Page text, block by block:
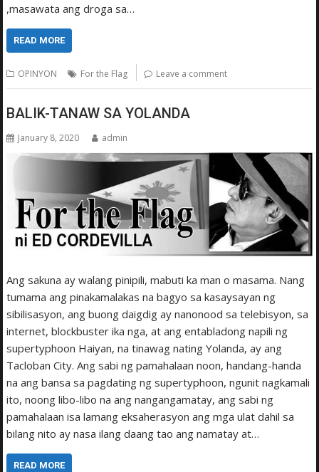
,masawata ang droga sa…
READ MORE
OPINYON For the Flag Leave a comment
BALIK-TANAW SA YOLANDA
January 8, 2020 admin
Ang sakuna ay walang pinipili, mabuti ka man o masama. Nang
tumama ang pinakamalakas na bagyo sa kasaysayan ng
sibilisa­syon, ang buong daigdig ay nanonood sa telebisyon, sa
internet, blockbuster ika nga, at ang entabladong napili ng
supertyphoon Haiyan, na tinawag nating Yolanda, ay ang
Tacloban City. Ang sabi ng pamahalaan noon, handang-handa
na ang bansa sa pagdating ng supertyphoon, ngunit nagkamali
ito, noong libo-libo na ang nangangamatay, ang sabi ng
pamahalaan isa lamang eksaherasyon ang mga ulat dahil sa
bilang nito ay nasa ilang daang tao ang namatay at…
READ MORE